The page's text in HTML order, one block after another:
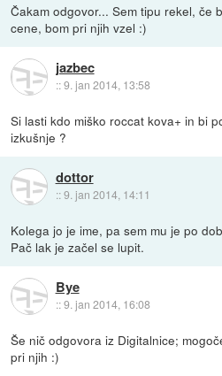
Čakam odgovor... Sem tipu rekel, če
cene, bom pri njih vzel :)
jazbec
::9. jan 2014, 13:58
Si lasti kdo miško roccat kova+ in bi
izkušnje ?
dottor
::9. jan 2014, 14:11
Kolega jo je ime, pa sem mu je po
Pač lak je začel se lupit.
Bye
::9. jan 2014, 16:08
Še nič odgovora iz Digitalnice;
pri njih :)